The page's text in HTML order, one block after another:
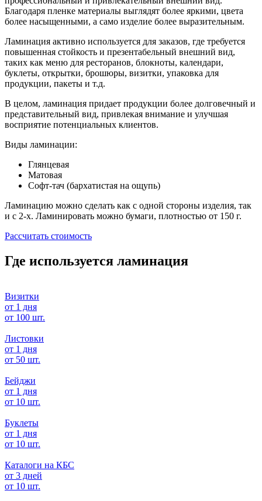
Благодаря пленке материалы выглядят более яркими, цвета
более насыщенными, а само изделие более выразительным.
Ламинация активно используется для заказов, где требуется
повышенная стойкость и презентабельный внешний вид,
таких как меню для ресторанов, блокноты, календари,
буклеты, открытки, брошюры, визитки, упаковка для
продукции, пакеты и т.д.
В целом, ламинация придает продукции более долговечный и
представительный вид, привлекая внимание и улучшая
восприятие потенциальных клиентов.
Виды ламинации:
Глянцевая
Матовая
Софт-тач (бархатистая на ощупь)
Ламинацию можно сделать как с одной стороны изделия, так
и с 2-х. Ламинировать можно бумаги, плотностью от 150 г.
Рассчитать стоимость
Где используется ламинация
Визитки
от 1 дня
от 100 шт.
Листовки
от 1 дня
от 50 шт.
Бейджи
от 1 дня
от 10 шт.
Буклеты
от 1 дня
от 10 шт.
Каталоги на КБС
от 3 дней
от 10 шт.